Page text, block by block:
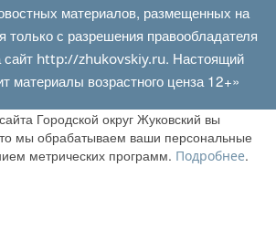
материалов, размещенных на
только с разрешения правообладателя
http://zhukovskiy.ru. Настоящий
материалы возрастного ценза 12+»
Городской округ Жуковский вы
мы обрабатываем ваши персональные
метрических программ. Подробнее.